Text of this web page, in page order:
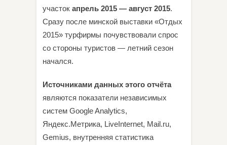
участок апрель 2015 — август 2015.
Сразу после минской выставки «Отдых
2015» турфирмы почувствовали спрос
со стороны туристов — летний сезон
начался.
Источниками данных этого отчёта
являются показатели независимых
систем Google Analytics,
Яндекс.Метрика, LiveInternet, Mail.ru,
Gemius, внутренняя статистика